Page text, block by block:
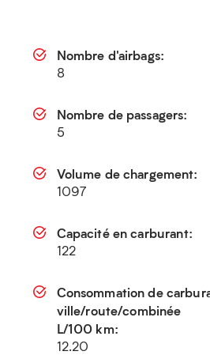
Nombre d'airbags:
8
Nombre de passagers:
5
Volume de chargement:
1097
Capacité en carburant:
122
Consommation de
ville/route/combinée
L/100 km:
12.20